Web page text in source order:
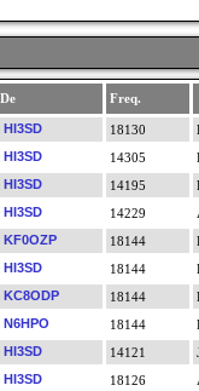
Freq.
HI3SD
18130
HI3SD
14305
HI3SD
14195
HI3SD
14229
KF0OZP
18144
HI3SD
18144
KC8ODP
18144
N6HPO
18144
HI3SD
14121
HI3SD
18126